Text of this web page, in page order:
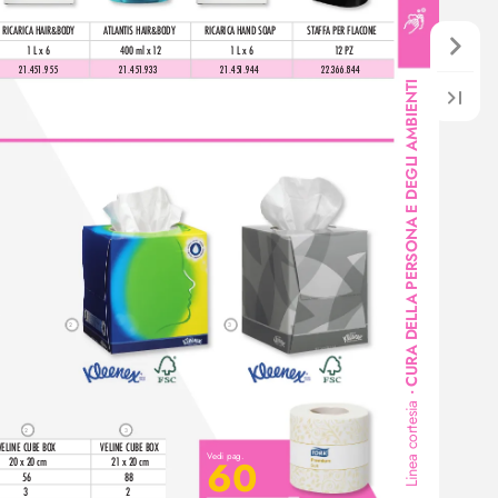
Linea cortesia
•
CURA DELL
A PERSONA E DEGLI AMBIENTI
RICARICA HAIR&BODY ATLANTIS HAIR&BODY RICARICA HAND SOAP STAFFA PER FLACONE
1 L x 6 400 ml x 12 1 L x 6 12 PZ
21.451.955 21.451.933 21.451.944 22.366.844
Vedi pag.
60
2
2
3
3
CUBE BOX
VELINE CUBE BOX
20 x 20 cm
21 x 20 cm
56
88
3 2